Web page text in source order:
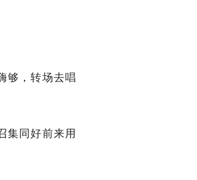
够，转场去唱
集同好前来用